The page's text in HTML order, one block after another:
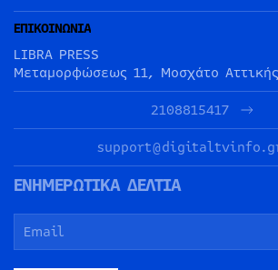
ΕΠΙΚΟΙΝΩΝΙΑ
LIBRA PRESS
Μεταμορφώσεως 11, Μοσχάτο
2108815417
ΕΝΗΜΕΡΩΤΙΚΑ ΔΕΛΤΙΑ